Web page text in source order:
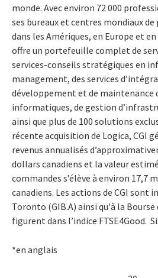
monde. Avec environ 72 000
ses bureaux et centres mondiaux
dans les Amériques, en Europe et en
offre un portefeuille complet de
services-conseils stratégiques en
management, des services
développement et de maintenance
informatiques, de gestion
ainsi que plus de 100 solutions
récente acquisition de Logica, CGI
revenus annualisés
dollars canadiens et la valeur
commandes s’élève à environ 17,7
canadiens. Les actions de CGI sont
Toronto (GIB.A) ainsi qu'à la Bourse
figurent dans l’indice FTSE4Good.
*en anglais